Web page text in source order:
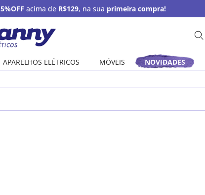
5%OFF acima de R$129, na sua primeira compra!
APARELHOS ELÉTRICOS MÓVEIS NOVIDADES